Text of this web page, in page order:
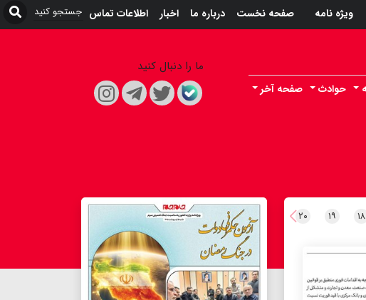
ویژه نامه صفحه نخست درباره ما اخبار اطلاعات تماس
حوادث صفحه آخر
ما را دنبال کنید
۱۸ ۱۹ ۲۰